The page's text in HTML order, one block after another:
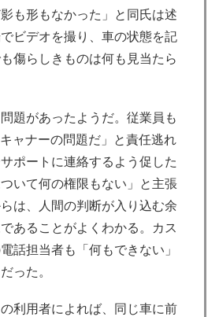
も形もなかった」と同氏は述
ビデオを撮り、車の状態を記
傷らしきものは何も見当たら
題があったようだ。従業員も
ャナーの問題だ」と責任逃れ
ポートに連絡するよう促した
いて何の権限もない」と主張
は、人間の判断が入り込む余
あることがよくわかる。カス
話担当者も「何もできない」
った。
利用者によれば、同じ車に前